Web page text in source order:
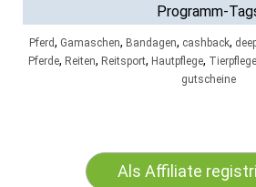
Programm-
Pferd, Gamaschen, Bandagen, cashback,
Pferde, Reiten, Reitsport, Hautpflege, Tierpflege
gutscheine
Als Affiliate